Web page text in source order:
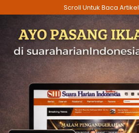
ke
Scroll Untuk Baca Artikel